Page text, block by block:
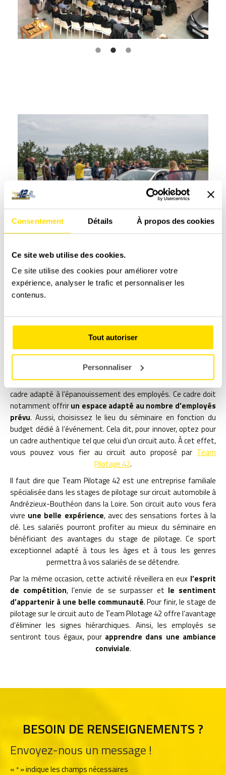
Consentement Détails À propos des cookies
Ce site web utilise des cookies.
Ce site utilise des cookies pour améliorer votre
expérience, analyser le trafic et personnaliser les
contenus.
Tout autoriser
Personnaliser
ORGANISER UN SÉMINAIRE
D’ENTREPRISE DANS UN CADRE
ORIGINAL : UN CIRCUIT AUTO
Il est important d’organiser un séminaire d’entreprise dans un
cadre adapté à l’épanouissement des employés. Ce cadre doit
notamment offrirun espace adapté au nombre d’employés
prévu. Aussi, choisissez le lieu du séminaire en fonction du
budget dédié à l’événement. Cela dit, pour innover, optez pour
un cadre authentique tel que celui d’un circuit auto. À cet effet,
vous pouvez vous fier au circuit auto proposé par Team
Pilotage 42.
Il faut dire que Team Pilotage 42 est une entreprise familiale
spécialisée dans les stages de pilotage sur circuit automobile à
Andrézieux-Bouthéon dans la Loire. Son circuit auto vous fera
vivre une belle expérience, avec des sensations fortes à la
clé. Les salariés pourront profiter au mieux du séminaire en
bénéficiant des avantages du stage de pilotage. Ce sport
exceptionnel adapté à tous les âges et à tous les genres
permettra à vos salariés de se détendre.
Par la même occasion, cette activité réveillera en eux l’esprit
de compétition, l’envie de se surpasser et le sentiment
d’appartenir à une belle communauté. Pour finir, le stage de
pilotage sur le circuit auto de Team Pilotage 42 offre l’avantage
d’éliminer les signes hiérarchiques. Ainsi, les employés se
sentiront tous égaux, pour apprendre dans une ambiance
conviviale.
BESOIN DE RENSEIGNEMENTS ?
Envoyez-nous un message !
« * » indique les champs nécessaires